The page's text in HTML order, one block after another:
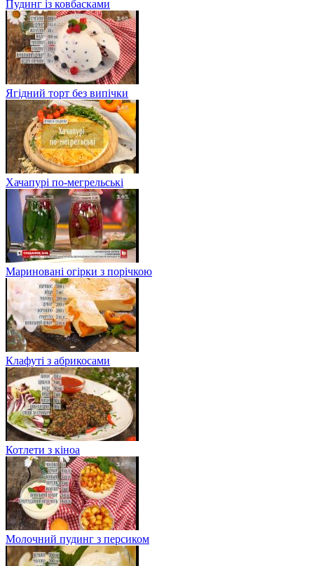
Пудинг із ковбасками
Ягідний торт без випічки
Хачапурі по-мегрельські
Мариновані огірки з порічкою
Клафуті з абрикосами
Котлети з кіноа
Молочний пудинг з персиком